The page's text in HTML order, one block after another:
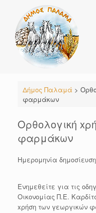
content
Δήμος Παλαμά >
φαρμάκων
Ορθολογική
φαρμάκων
Ημερομηνία
Ενημεθείτε για τις
Οικονομίας Π.Ε.
xρήση των γεωργικών